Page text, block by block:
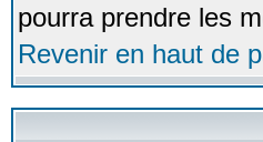
pourra prendre les
Revenir en haut de